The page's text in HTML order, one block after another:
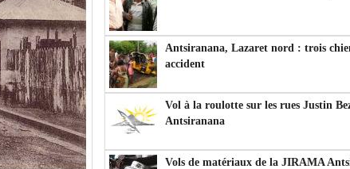
Antsiranana, Lazaret nord : trois
accident
Vol à la roulotte sur les rues Justin
Antsiranana
Vols de matériaux de la JIRAMA